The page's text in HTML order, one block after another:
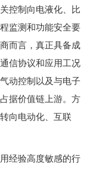
控制向电液化、比
监测和功能安全要
而言，真正具备成
信协议和应用工况
动控制以及与电子
据价值链上游。方
向电动化、互联
经验高度敏感的行